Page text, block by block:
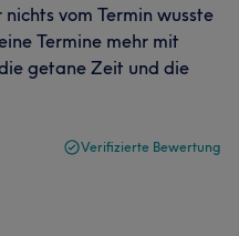
vom Termin wusste
Termine mehr mit
getane Zeit und die
Verifizierte Bewertung